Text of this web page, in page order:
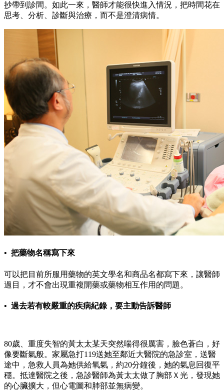
抄帶到診間。如此一來，醫師才能很快進入情況，把時間花在
思考、分析、診斷與治療，而不是澄清病情。
• 把藥物名稱寫下來
可以把目前所服用藥物的英文學名和商品名都寫下來，讓醫師
過目，才不會出現重複開藥或藥物相互作用的問題。
• 過去若有較嚴重的疾病紀錄，要主動告訴醫師
80歲、重度失智的黃太太某天突然喘得很厲害，臉色蒼白，好
像要斷氣般。家屬急打119送她至鄰近大醫院的急診室，送醫
途中，急救人員為她供給氧氣，約20分鐘後，她的氣息回復平
穩。抵達醫院之後，急診醫師為黃太太做了胸部Ｘ光，發現她
的心臟擴大，但心電圖和肺部並無病變。